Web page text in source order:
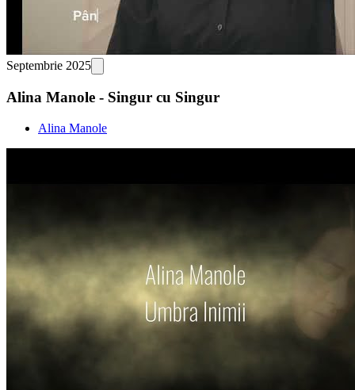
Septembrie 2025
Alina Manole - Singur cu Singur
Alina Manole